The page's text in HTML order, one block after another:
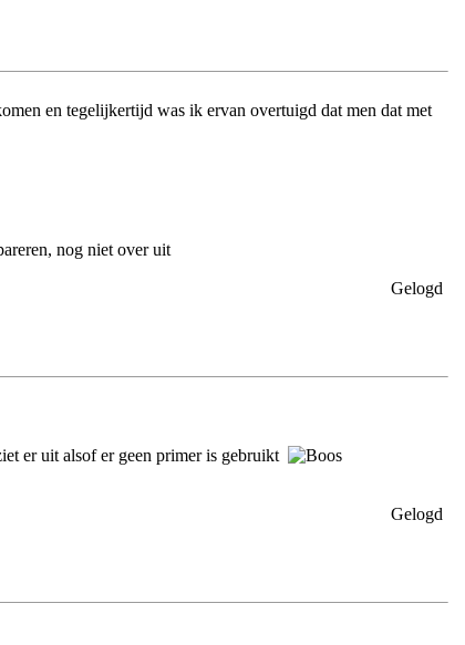
en tegelijkertijd was ik ervan overtuigd dat men dat met
nog niet over uit
Gelogd
er uit alsof er geen primer is gebruikt
Gelogd